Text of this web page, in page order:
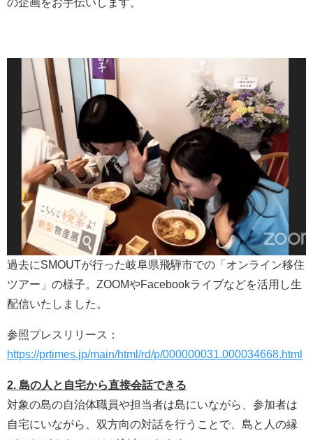
過去にSMOUTが行った岐阜県飛騨市での「オンライン移住
ツアー」の様子。ZOOMやFacebookライブなどを活用し生
配信いたしました。
参照プレスリリース：
https://prtimes.jp/main/html/rd/p/000000031.000034668.html
2. 島の人と自宅から直接会話できる
対象の島の自治体職員や担当者は島にいながら、参加者は
自宅にいながら、双方向の対話を行うことで、島と人の縁